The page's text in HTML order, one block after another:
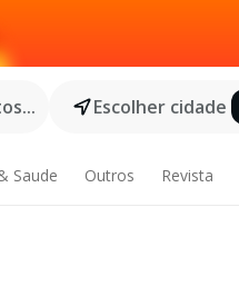
Escolher cidade
Saude Outros Revista